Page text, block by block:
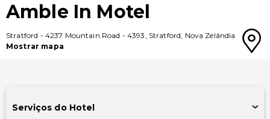
Amble In Motel
Stratford - 4237 Mountain Road - 4393, Stratford, Nova Zelândia
Mostrar mapa
Serviços do Hotel